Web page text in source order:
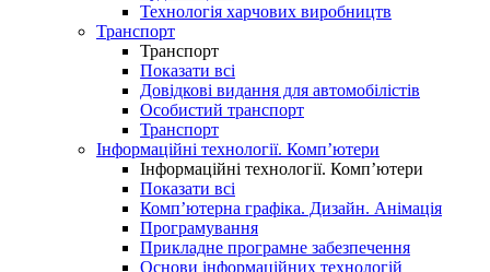
Технологія харчових виробництв
Транспорт
Транспорт
Показати всі
Довідкові видання для автомобілістів
Особистий транспорт
Транспорт
Інформаційні технології. Комп’ютери
Інформаційні технології. Комп’ютери
Показати всі
Комп’ютерна графіка. Дизайн. Анімація
Програмування
Прикладне програмне забезпечення
Основи інформаційних технологій